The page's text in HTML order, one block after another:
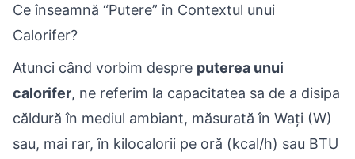
Ce înseamnă “Putere” în Contextul unui
Calorifer?
Atunci când vorbim despre puterea unui
calorifer, ne referim la capacitatea sa de a disipa
căldură în mediul ambiant, măsurată în Wați (W)
sau, mai rar, în kilocalorii pe oră (kcal/h) sau BTU